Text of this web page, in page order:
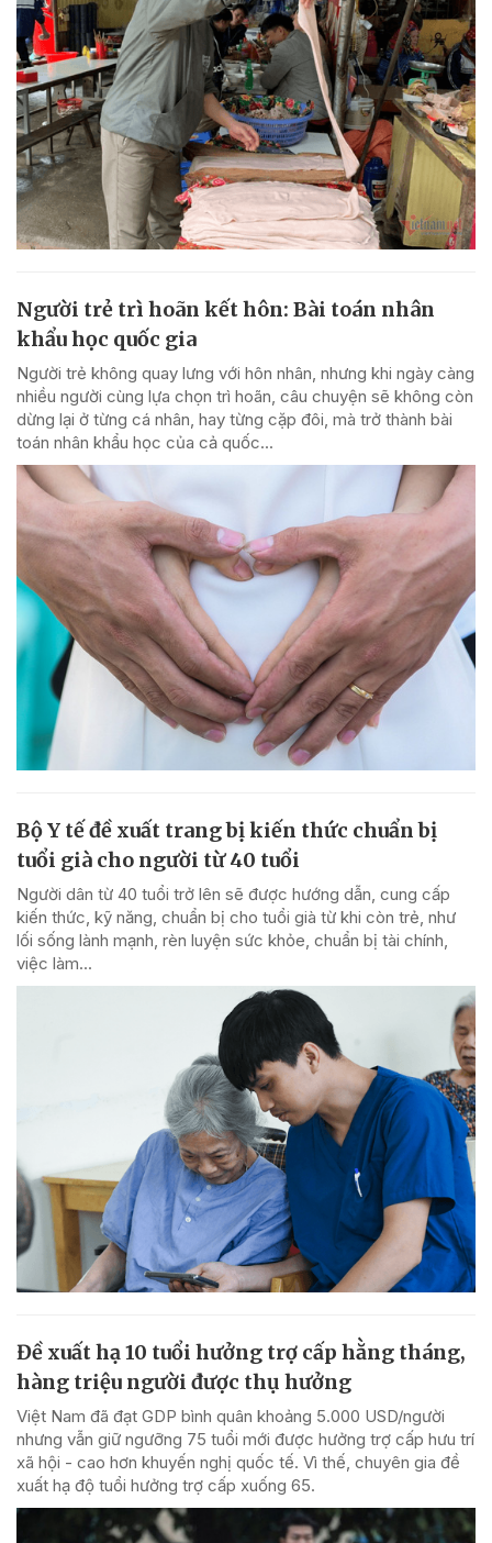
Người trẻ trì hoãn kết hôn: Bài toán nhân
khẩu học quốc gia
Người trẻ không quay lưng với hôn nhân, nhưng khi ngày càng
nhiều người cùng lựa chọn trì hoãn, câu chuyện sẽ không còn
dừng lại ở từng cá nhân, hay từng cặp đôi, mà trở thành bài
toán nhân khẩu học của cả quốc...
Bộ Y tế đề xuất trang bị kiến thức chuẩn bị
tuổi già cho người từ 40 tuổi
Người dân từ 40 tuổi trở lên sẽ được hướng dẫn, cung cấp
kiến thức, kỹ năng, chuẩn bị cho tuổi già từ khi còn trẻ, như
lối sống lành mạnh, rèn luyện sức khỏe, chuẩn bị tài chính,
việc làm...
Đề xuất hạ 10 tuổi hưởng trợ cấp hằng tháng,
hàng triệu người được thụ hưởng
Việt Nam đã đạt GDP bình quân khoảng 5.000 USD/người
nhưng vẫn giữ ngưỡng 75 tuổi mới được hưởng trợ cấp hưu trí
xã hội - cao hơn khuyến nghị quốc tế. Vì thế, chuyên gia đề
xuất hạ độ tuổi hưởng trợ cấp xuống 65.